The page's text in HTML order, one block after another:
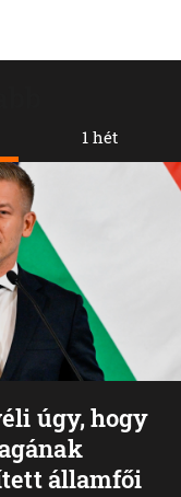
úgy, hogy
államfői
1 hét